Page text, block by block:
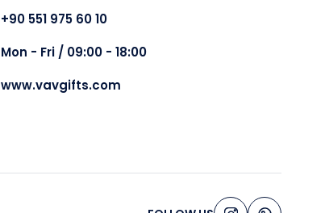
+90 551 975 60 10
Mon - Fri / 09:00 - 18:00
www.vavgifts.com